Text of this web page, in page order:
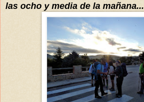
las ocho y media de la mañana...